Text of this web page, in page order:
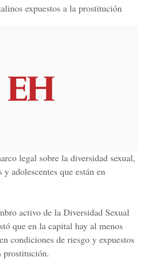
expuestos a la prostitución
legal sobre la diversidad sexual,
adolescentes que están en
activo de la Diversidad Sexual
que en la capital hay al menos
condiciones de riesgo y expuestos
prostitución.